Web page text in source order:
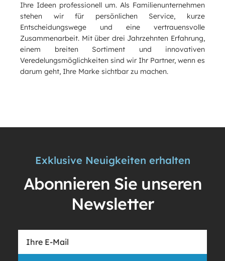
Ihre Ideen professionell um. Als Familienunternehmen
stehen wir für persönlichen Service, kurze
Entscheidungswege und eine vertrauensvolle
Zusammenarbeit. Mit über drei Jahrzehnten Erfahrung,
einem breiten Sortiment und innovativen
Veredelungsmöglichkeiten sind wir Ihr Partner, wenn es
darum geht, Ihre Marke sichtbar zu machen.
Exklusive Neuigkeiten erhalten
Abonnieren Sie unseren
Newsletter